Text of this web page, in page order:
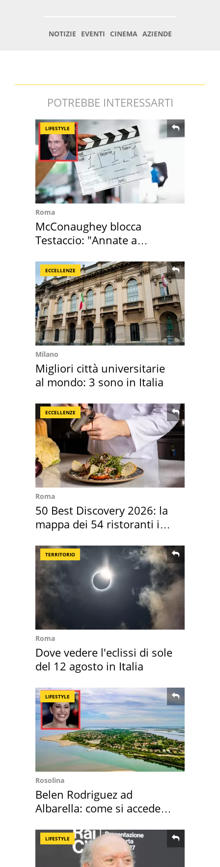
POTREBBE INTERESSARTI
LIFESTYLE
Roma
McConaughey blocca
Testaccio: "Annate a
ECCELLENZE
Milano
Migliori città universitarie
al mondo: 3 sono in Italia
ECCELLENZE
Roma
50 Best Discovery 2026: la
mappa dei 54 ristoranti in
TERRITORIO
Roma
Dove vedere l'eclissi di sole
del 12 agosto in Italia
LIFESTYLE
Rosolina
Belen Rodriguez ad
Albarella: come si accede
LIFESTYLE